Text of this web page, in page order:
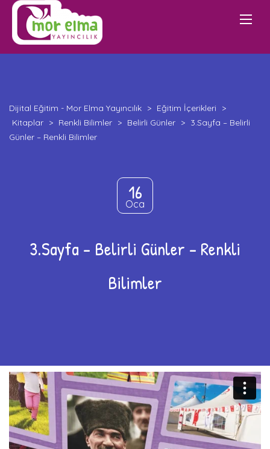
Dijital Eğitim - Mor Elma Yayıncılık > Eğitim İçerikleri
>
Kitaplar > Renkli Bilimler > Belirli Günler > 3.Sayfa – Belirli
Günler – Renkli Bilimler
16
Oca
3.Sayfa – Belirli Günler – Renkli
Bilimler